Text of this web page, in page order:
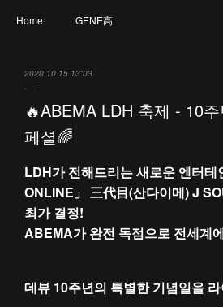
Home GENE高
2020.10.15 13:03
🔥ABEMA LDH 축제 - 10
페셜🌈
LDH가 전해드리는 새로운 엔터
ONLINE」 三代目(산다이메) J
최가 결정!
ABEMA가 완전 독점으로 전세계
데뷰 10주년의 특별한 기념일을